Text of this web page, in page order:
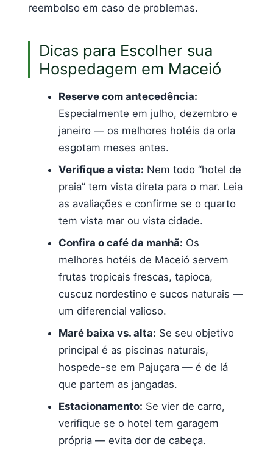
reembolso em caso de problemas.
Dicas para Escolher sua
Hospedagem em Maceió
Reserve com antecedência:
Especialmente em julho, dezembro e
janeiro — os melhores hotéis da orla
esgotam meses antes.
Verifique a vista: Nem todo “hotel de
praia” tem vista direta para o mar. Leia
as avaliações e confirme se o quarto
tem vista mar ou vista cidade.
Confira o café da manhã: Os
melhores hotéis de Maceió servem
frutas tropicais frescas, tapioca,
cuscuz nordestino e sucos naturais —
um diferencial valioso.
Maré baixa vs. alta: Se seu objetivo
principal é as piscinas naturais,
hospede-se em Pajuçara — é de lá
que partem as jangadas.
Estacionamento: Se vier de carro,
verifique se o hotel tem garagem
própria — evita dor de cabeça.